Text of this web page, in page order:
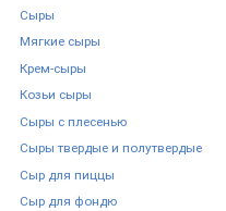
Сыры
Мягкие сыры
Крем-сыры
Козьи сыры
Сыры с плесенью
Сыры твердые и полутвердые
Сыр для пиццы
Сыр для фондю